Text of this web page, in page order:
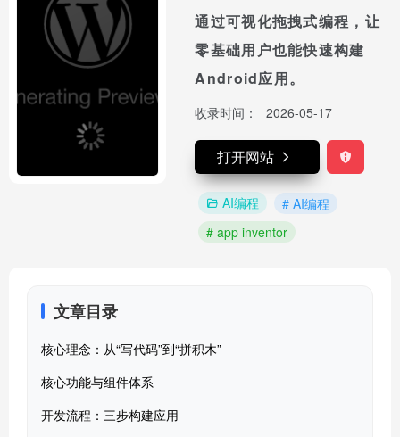
通过可视化拖拽式编程，让
零基础用户也能快速构建
Android应用。
收录时间： 2026-05-17
打开网站
AI编程
# AI编程
# app inventor
文章目录
核心理念：从“写代码”到“拼积木”
核心功能与组件体系
开发流程：三步构建应用